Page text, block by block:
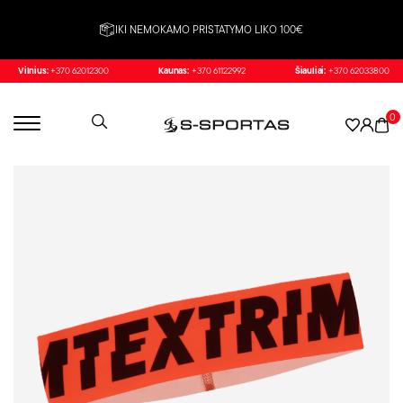
IKI NEMOKAMO PRISTATYMO LIKO 100€
Vilnius: +370 62012300 Kaunas: +370 61122992 Šiauliai: +370 62033800
0